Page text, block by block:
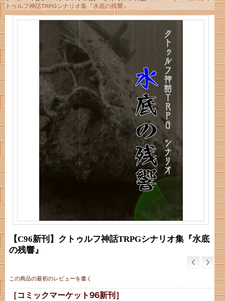
トゥルフ神話TRPGシナリオ集『水底の残響』
【C96新刊】クトゥルフ神話TRPGシナリオ集『水底
の残響』
この商品の最初のレビューを書く
［コミックマーケット96新刊］